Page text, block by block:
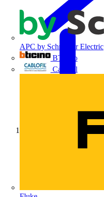
APC by Schneider Electric
BTicino
Cablofil